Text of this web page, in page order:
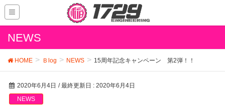
NEWS
HOME Ｂlog NEWS 15周年記念キャンペーン 第2弾！！
2020年6月4日 / 最終更新日 : 2020年6月4日
NEWS